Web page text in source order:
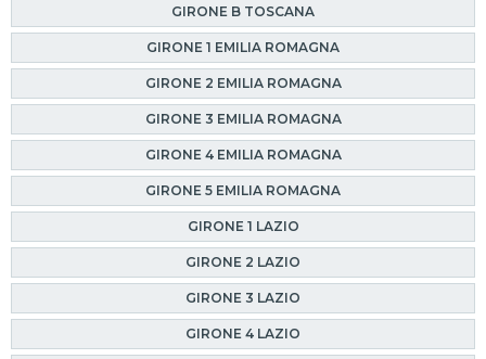
GIRONE B TOSCANA
GIRONE 1 EMILIA ROMAGNA
GIRONE 2 EMILIA ROMAGNA
GIRONE 3 EMILIA ROMAGNA
GIRONE 4 EMILIA ROMAGNA
GIRONE 5 EMILIA ROMAGNA
GIRONE 1 LAZIO
GIRONE 2 LAZIO
GIRONE 3 LAZIO
GIRONE 4 LAZIO